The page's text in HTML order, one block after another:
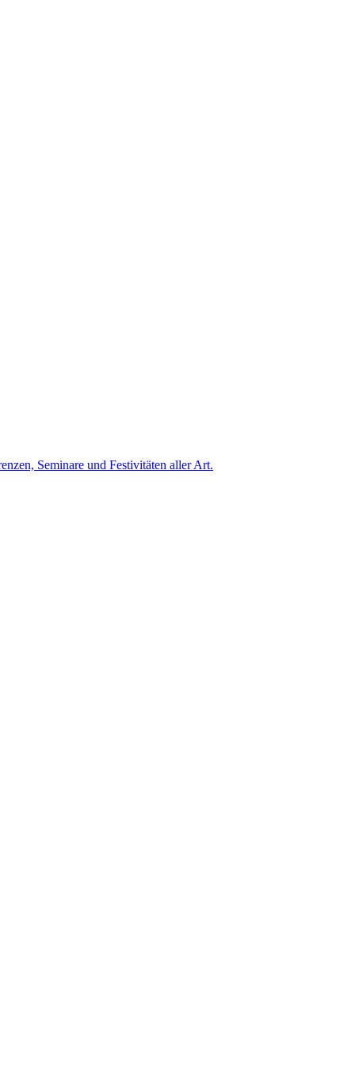
Seminare und Festivitäten aller Art.